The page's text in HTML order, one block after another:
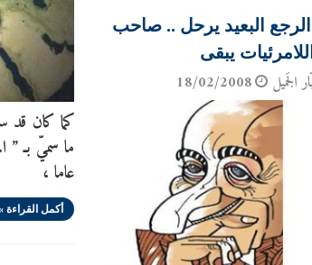
كما كان قد
ما سميّ بـ ”
عاما ،
أكمل القراءة
البعيد يرحل .. صاحب
يبقى
الجَميل 18/02/2008